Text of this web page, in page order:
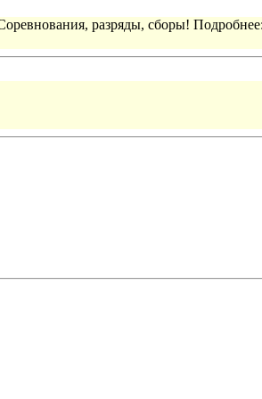
разряды, сборы!